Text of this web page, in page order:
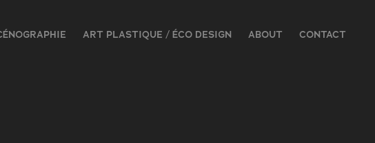
ART PLASTIQUE / ÉCO DESIGN ABOUT CONTACT